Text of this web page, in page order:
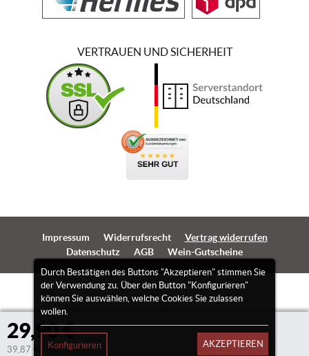
29,90 €
39,87 €/Liter
Durch Bestätigen des Buttons "Akzeptieren" stimmen Sie
der Verwendung zu. Über den Button "Konfigurieren"
können Sie auswählen, welche Cookies Sie zulassen
wollen.
Konfigurieren AKZEPTIEREN
VERTRAUEN UND SICHERHEIT
Impressum Widerrufsrecht
Vertrag widerrufen
Datenschutz
AGB Wein-Gutscheine